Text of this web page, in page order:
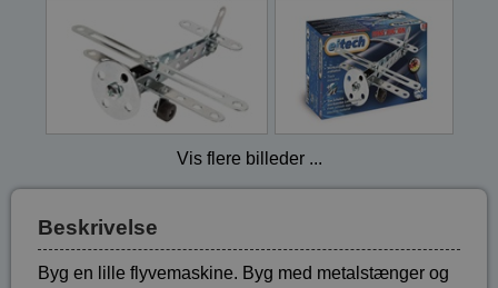
Vis flere billeder ...
Beskrivelse
Byg en lille flyvemaskine. Byg med metalstænger og